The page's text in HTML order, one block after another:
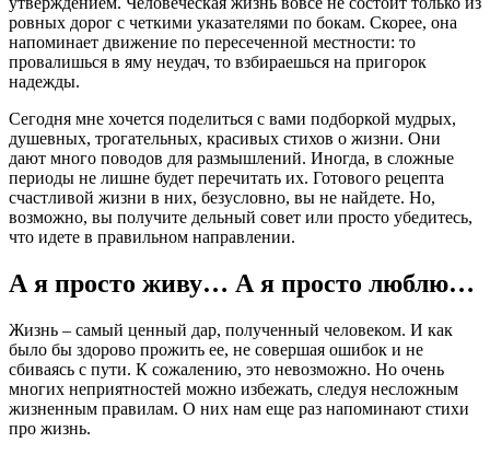
ровных дорог с четкими указателями по бокам. Скорее, она
напоминает движение по пересеченной местности: то
провалишься в яму неудач, то взбираешься на пригорок
надежды.
Сегодня мне хочется поделиться с вами подборкой мудрых,
душевных, трогательных, красивых стихов о жизни. Они
дают много поводов для размышлений. Иногда, в сложные
периоды не лишне будет перечитать их. Готового рецепта
счастливой жизни в них, безусловно, вы не найдете. Но,
возможно, вы получите дельный совет или просто убедитесь,
что идете в правильном направлении.
А я просто живу… А я просто люблю…
Жизнь – самый ценный дар, полученный человеком. И как
было бы здорово прожить ее, не совершая ошибок и не
сбиваясь с пути. К сожалению, это невозможно. Но очень
многих неприятностей можно избежать, следуя несложным
жизненным правилам. О них нам еще раз напоминают стихи
про жизнь.